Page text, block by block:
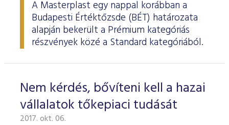
A Masterplast egy nappal korábban a
Budapesti Értéktőzsde (BÉT) határozata
alapján bekerült a Prémium kategóriás
részvények közé a Standard kategóriából.
Nem kérdés, bővíteni kell a hazai
vállalatok tőkepiaci tudását
2017. okt. 06.